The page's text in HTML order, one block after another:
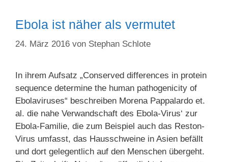
Ebola ist näher als vermutet
24. März 2016 von Stephan Schlote
In ihrem Aufsatz „Conserved differences in protein
sequence determine the human pathogenicity of
Ebolaviruses“ beschreiben Morena Pappalardo et.
al. die nahe Verwandschaft des Ebola-Virus‘ zur
Ebola-Familie, die zum Beispiel auch das Reston-
Virus umfasst, das Hausschweine in Asien befällt
und dort gelegentlich auf den Menschen übergeht.